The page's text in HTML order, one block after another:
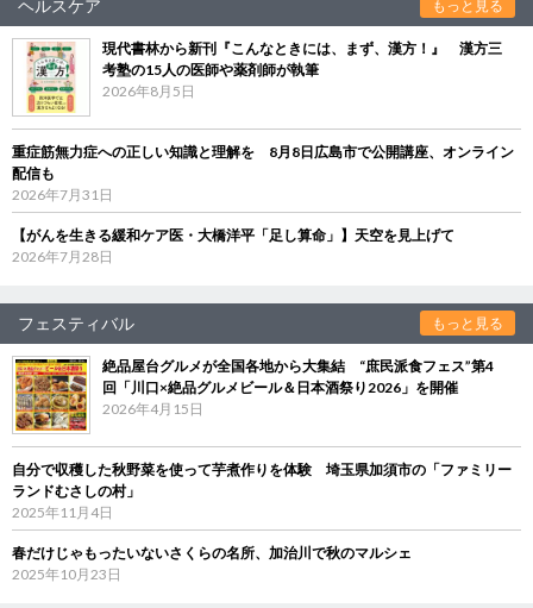
ヘルスケア もっと見る
現代書林から新刊『こんなときには、まず、漢方！』 漢方三
考塾の15人の医師や薬剤師が執筆
2026年8月5日
重症筋無力症への正しい知識と理解を 8月8日広島市で公開講座、オンライン
配信も
2026年7月31日
【がんを生きる緩和ケア医・大橋洋平「足し算命」】天空を見上げて
2026年7月28日
フェスティバル もっと見る
絶品屋台グルメが全国各地から大集結 “庶民派食フェス”第4
回「川口×絶品グルメビール＆日本酒祭り2026」を開催
2026年4月15日
自分で収穫した秋野菜を使って芋煮作りを体験 埼玉県加須市の「ファミリー
ランドむさしの村」
2025年11月4日
春だけじゃもったいないさくらの名所、加治川で秋のマルシェ
2025年10月23日